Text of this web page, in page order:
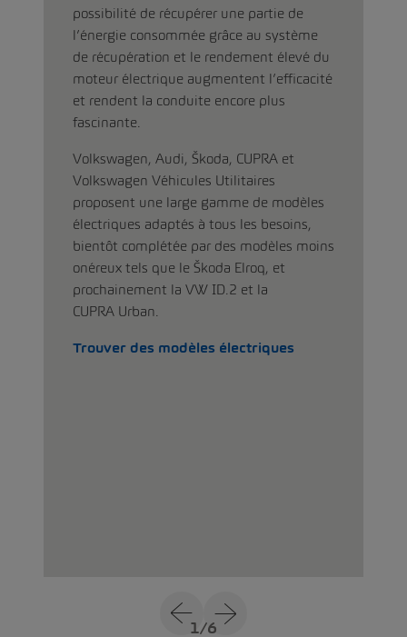
possibilité de récupérer une partie de
l’énergie consommée grâce au système
de récupération et le rendement élevé du
moteur électrique augmentent l’efficacité
et rendent la conduite encore plus
fascinante.
Volkswagen, Audi, Škoda, CUPRA et
Volkswagen Véhicules Utilitaires
proposent une large gamme de modèles
électriques adaptés à tous les besoins,
bientôt complétée par des modèles moins
onéreux tels que le Škoda Elroq, et
prochainement la VW ID.2 et la
CUPRA Urban.
Trouver des modèles électriques
1/6